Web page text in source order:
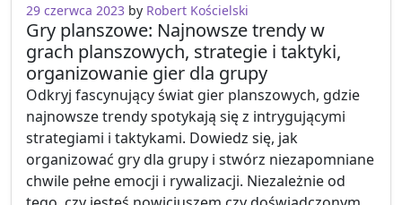
29 czerwca 2023 by Robert Kościelski
Gry planszowe: Najnowsze trendy w
grach planszowych, strategie i taktyki,
organizowanie gier dla grupy
Odkryj fascynujący świat gier planszowych, gdzie
najnowsze trendy spotykają się z intrygującymi
strategiami i taktykami. Dowiedz się, jak
organizować gry dla grupy i stwórz niezapomniane
chwile pełne emocji i rywalizacji. Niezależnie od